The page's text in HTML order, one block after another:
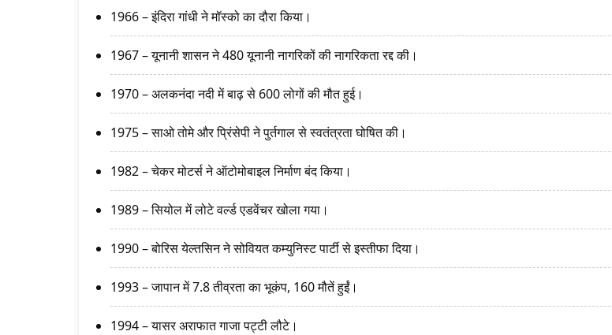
1966 – इंदिरा गांधी ने मॉस्को का दौरा किया।
1967 – यूनानी शासन ने 480 यूनानी नागरिकों की नागरिकता रद्द की।
1970 – अलकनंदा नदी में बाढ़ से 600 लोगों की मौत हुई।
1975 – साओ तोमे और प्रिंसेपी ने पुर्तगाल से स्वतंत्रता घोषित की।
1982 – चेकर मोटर्स ने ऑटोमोबाइल निर्माण बंद किया।
1989 – सियोल में लोटे वर्ल्ड एडवेंचर खोला गया।
1990 – बोरिस येल्तसिन ने सोवियत कम्युनिस्ट पार्टी से इस्तीफा दिया।
1993 – जापान में 7.8 तीव्रता का भूकंप, 160 मौतें हुईं।
1994 – यासर अराफात गाजा पट्टी लौटे।